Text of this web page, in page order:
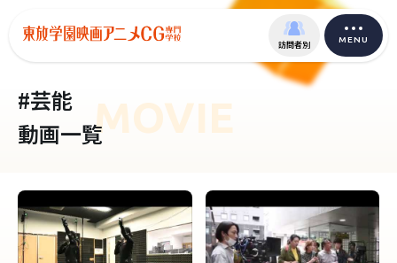
訪問者別 MENU
#芸能
動画一覧MOVIE